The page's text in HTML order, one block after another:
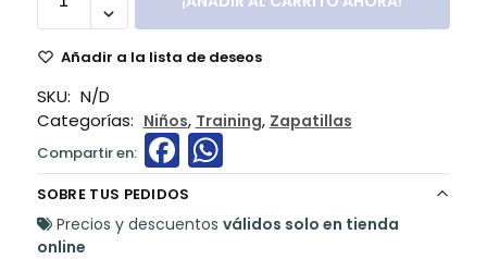
Añadir a la lista de deseos
SKU: N/D
Categorías: Niños, Training, Zapatillas
F
a
c
W
h
a
SOBRE TUS PEDIDOS
Precios y descuentos válidos solo en tienda
online